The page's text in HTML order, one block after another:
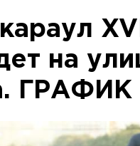
на
ГРАФИК